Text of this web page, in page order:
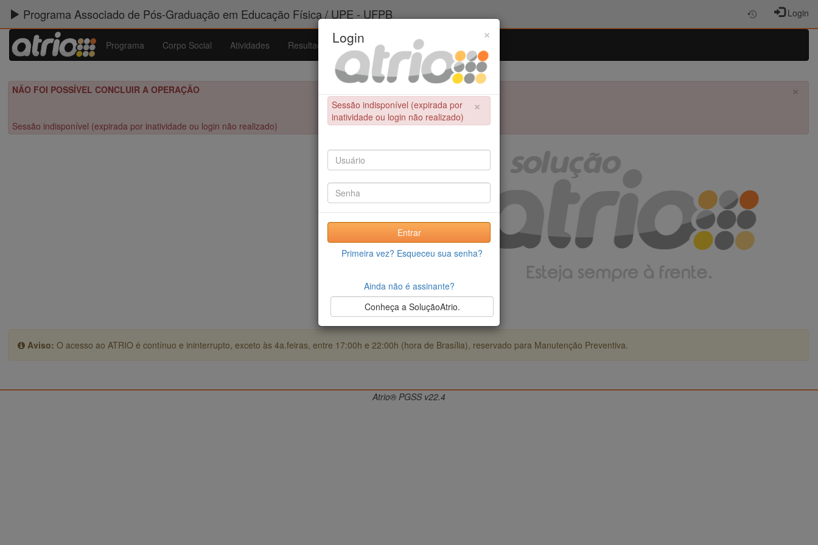
Programa Associado de Pós-Graduação em Educação Física / UPE - UFPB Login
Programa Corpo Social Atividades Resultados Admissão Ferramentas
×
NÃO FOI POSSÍVEL CONCLUIR A OPERAÇÃO
Sessão indisponível (expirada por inatividade ou login não realizado)
Aviso: O acesso ao ATRIO é contínuo e ininterrupto, exceto às 4a.feiras, entre 17:00h e 22:00h (hora de Brasília), reservado para Manutenção Preventiva.
×
Login
×
Sessão indisponível (expirada por
inatividade ou login não realizado)
Entrar
Primeira vez? Esqueceu sua senha?
Ainda não é assinante?
Conheça a SoluçãoAtrio.
Atrio® PGSS v22.4